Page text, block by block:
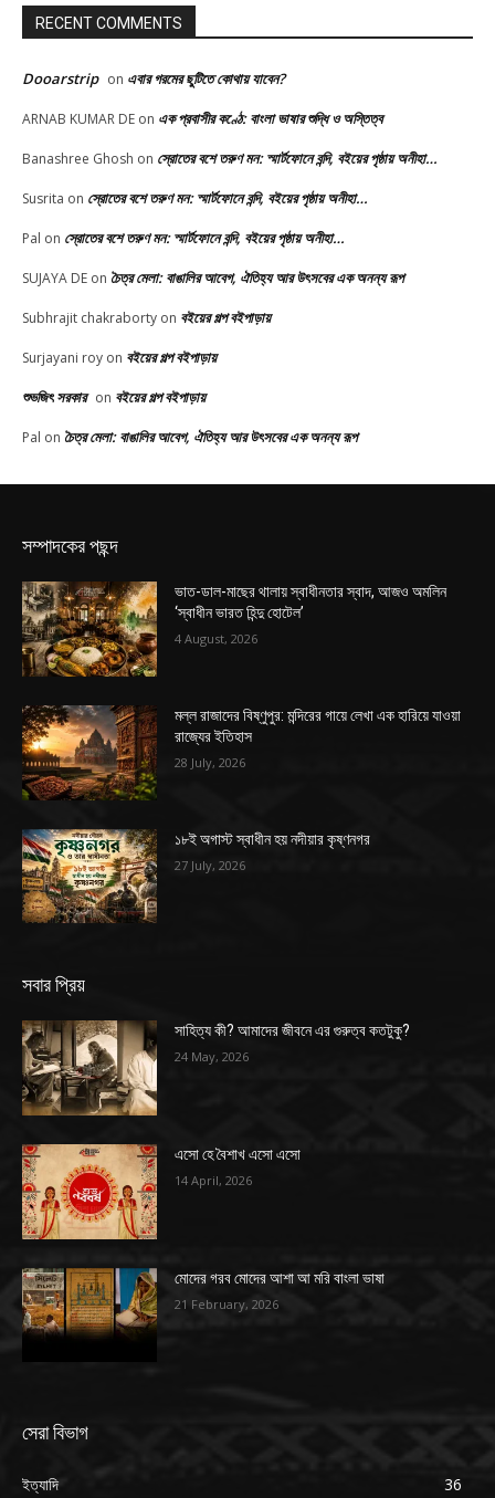
RECENT COMMENTS
Dooarstrip on এবার গরমের ছুটিতে কোথায় যাবেন?
ARNAB KUMAR DE on এক প্রবাসীর কণ্ঠে: বাংলা ভাষার শুদ্ধি ও অস্তিত্ব
Banashree Ghosh on স্রোতের বশে তরুণ মন: স্মার্টফোনে বন্দি, বইয়ের পৃষ্ঠায় অনীহা…
Susrita on স্রোতের বশে তরুণ মন: স্মার্টফোনে বন্দি, বইয়ের পৃষ্ঠায় অনীহা…
Pal on স্রোতের বশে তরুণ মন: স্মার্টফোনে বন্দি, বইয়ের পৃষ্ঠায় অনীহা…
SUJAYA DE on চৈত্র মেলা: বাঙালির আবেগ, ঐতিহ্য আর উৎসবের এক অনন্য রূপ
Subhrajit chakraborty on বইয়ের গল্প বইপাড়ায়
Surjayani roy on বইয়ের গল্প বইপাড়ায়
শুভজিৎ সরকার on বইয়ের গল্প বইপাড়ায়
Pal on চৈত্র মেলা: বাঙালির আবেগ, ঐতিহ্য আর উৎসবের এক অনন্য রূপ
সম্পাদকের পছন্দ
ভাত-ডাল-মাছের থালায় স্বাধীনতার স্বাদ, আজও অমলিন
‘স্বাধীন ভারত হিন্দু হোটেল’
4 August, 2026
মল্ল রাজাদের বিষ্ণুপুর: মন্দিরের গায়ে লেখা এক হারিয়ে যাওয়া
রাজ্যের ইতিহাস
28 July, 2026
১৮ই অগাস্ট স্বাধীন হয় নদীয়ার কৃষ্ণনগর
27 July, 2026
সবার প্রিয়
সাহিত্য কী? আমাদের জীবনে এর গুরুত্ব কতটুকু?
24 May, 2026
এসো হে বৈশাখ এসো এসো
14 April, 2026
মোদের গরব মোদের আশা আ মরি বাংলা ভাষা
21 February, 2026
সেরা বিভাগ
ইত্যাদি
36